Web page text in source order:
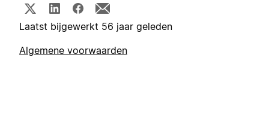
Laatst bijgewerkt 56 jaar geleden
Algemene voorwaarden